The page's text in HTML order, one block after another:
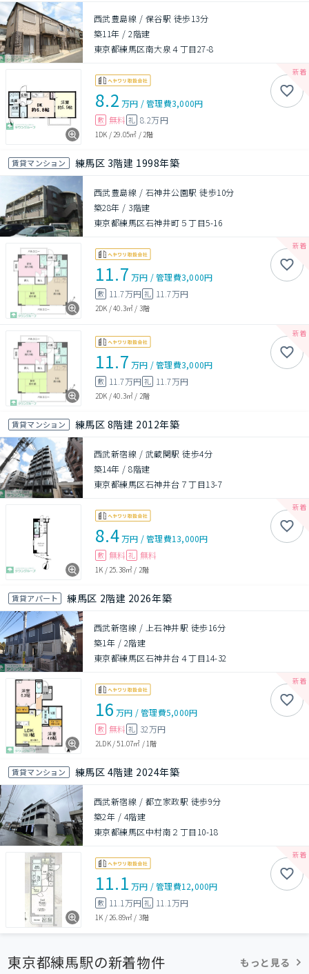
西武豊島線 / 保谷駅 徒歩13分
築11年 /2階建
東京都練馬区南大泉４丁目27-8
8.2 万円 /管理費3,000円
敷 無料 礼 8.2万円
1DK /29.05㎡ /2階
賃貸マンション 練馬区 3階建 1998年築
西武豊島線 / 石神井公園駅 徒歩10分
築28年 / 3階建
東京都練馬区石神井町５丁目5-16
11.7 万円 /管理費3,000円
敷 11.7万円 礼 11.7万円
2DK /40.3㎡ / 3階
11.7 万円 /管理費3,000円
敷 11.7万円 礼 11.7万円
2DK /40.3㎡ / 2階
賃貸マンション 練馬区 8階建 2012年築
西武新宿線 / 武蔵関駅 徒歩4分
築14年 /8階建
東京都練馬区石神井台７丁目13-7
8.4万円 /管理費13,000円
敷 無料 礼 無料
1K /25.38㎡ / 2階
賃貸アパート 練馬区 2階建 2026年築
西武新宿線 / 上石神井駅 徒歩16分
築1年 / 2階建
東京都練馬区石神井台４丁目14-32
16 万円 /管理費5,000円
敷 無料 礼 32万円
2LDK/51.07㎡ /1階
賃貸マンション 練馬区 4階建 2024年築
西武新宿線 / 都立家政駅 徒歩9分
築2年 / 4階建
東京都練馬区中村南２丁目10-18
11.1 万円 /管理費12,000円
敷 11.1万円 礼 11.1万円
1K /26.89㎡ / 3階
東京都練馬駅の新着物件 もっと見る